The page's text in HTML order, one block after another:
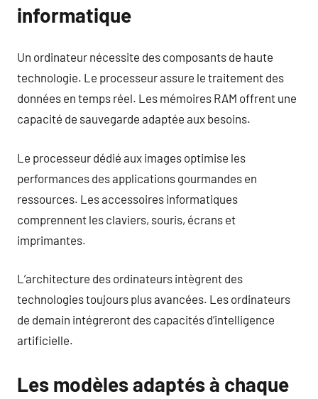
informatique
Un ordinateur nécessite des composants de haute
technologie. Le processeur assure le traitement des
données en temps réel. Les mémoires RAM offrent une
capacité de sauvegarde adaptée aux besoins.
Le processeur dédié aux images optimise les
performances des applications gourmandes en
ressources. Les accessoires informatiques
comprennent les claviers, souris, écrans et
imprimantes.
L’architecture des ordinateurs intègrent des
technologies toujours plus avancées. Les ordinateurs
de demain intégreront des capacités d’intelligence
artificielle.
Les modèles adaptés à chaque